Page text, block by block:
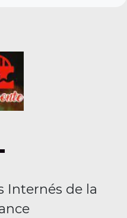
Internés de la